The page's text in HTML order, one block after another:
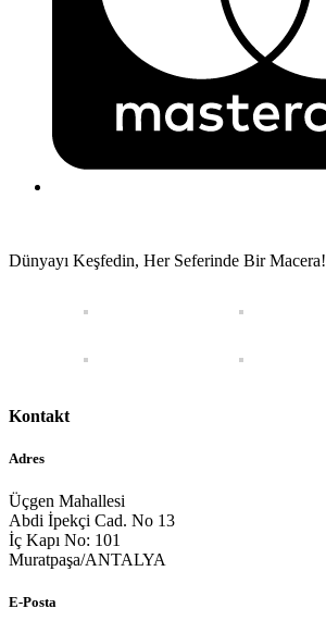
Dünyayı Keşfedin, Her Seferinde Bir Macera!
Kontakt
Adres
Üçgen Mahallesi
Abdi İpekçi Cad. No 13
İç Kapı No: 101
Muratpaşa/ANTALYA
E-Posta